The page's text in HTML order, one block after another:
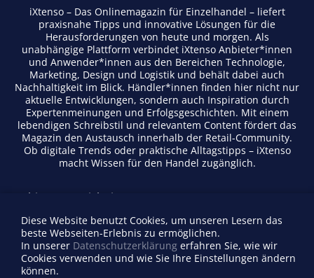
iXtenso – Das Onlinemagazin für Einzelhandel – liefert
praxisnahe Tipps und innovative Lösungen für die
Herausforderungen von heute und morgen. Als
unabhängige Plattform verbindet iXtenso Anbieter*innen
und Anwender*innen aus den Bereichen Technologie,
Marketing, Design und Logistik und behält dabei auch
Nachhaltigkeit im Blick. Händler*innen finden hier nicht nur
aktuelle Entwicklungen, sondern auch Inspiration durch
Expertenmeinungen und Erfolgsgeschichten. Mit einem
lebendigen Schreibstil und relevantem Content fördert das
Magazin den Austausch innerhalb der Retail-Community.
Ob digitale Trends oder praktische Alltagstipps – iXtenso
macht Wissen für den Handel zugänglich.
Anbieterverzeichnis
Firma eintragen
Mediadaten
Kontakt
Impressum
Datenschutz
Diese Website benutzt Cookies, um unseren Lesern das
beste Webseiten-Erlebnis zu ermöglichen.
In unserer Datenschutzerklärung erfahren Sie, wie wir
Cookies verwenden und wie Sie Ihre Einstellungen ändern
können.